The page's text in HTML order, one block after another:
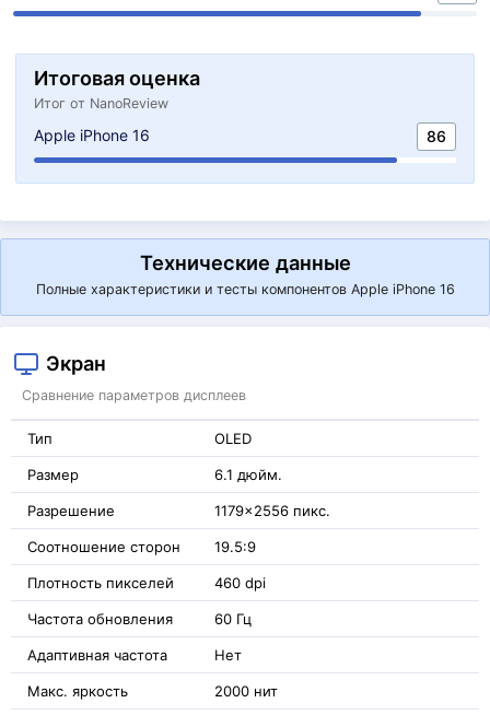
Итоговая оценка
Итог от NanoReview
Apple iPhone 16 86
Технические данные
Полные характеристики и тесты компонентов Apple iPhone 16
Экран
Сравнение параметров дисплеев
Тип OLED
Размер 6.1 дюйм.
Разрешение 1179x2556 пикс.
Соотношение сторон 19.5:9
Плотность пикселей 460 dpi
Частота обновления 60 Гц
Адаптивная частота Нет
Макс. яркость 2000 нит